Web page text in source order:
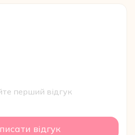
перший відгук
відгук